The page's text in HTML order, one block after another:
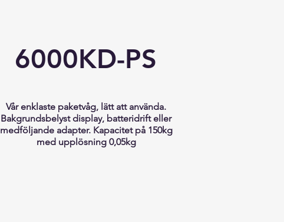
6000KD-PS
Vår enklaste paketvåg, lätt att använda.
Bakgrundsbelyst display, batteridrift eller
medföljande adapter. Kapacitet på 150kg
med upplösning 0,05kg